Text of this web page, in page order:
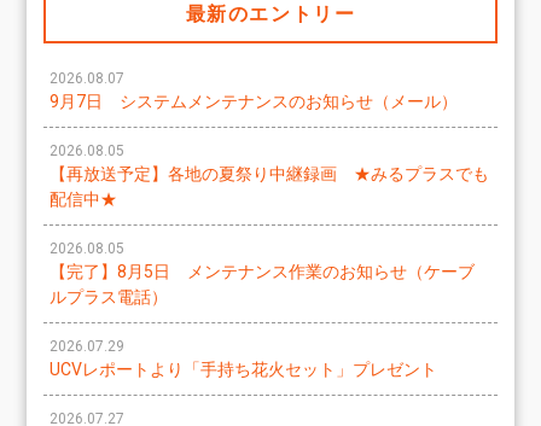
最新のエントリー
2026.08.07
9月7日 システムメンテナンスのお知らせ（メール）
2026.08.05
【再放送予定】各地の夏祭り中継録画 ★みるプラスでも
配信中★
2026.08.05
【完了】8月5日 メンテナンス作業のお知らせ（ケーブ
ルプラス電話）
2026.07.29
UCVレポートより「手持ち花火セット」プレゼント
2026.07.27